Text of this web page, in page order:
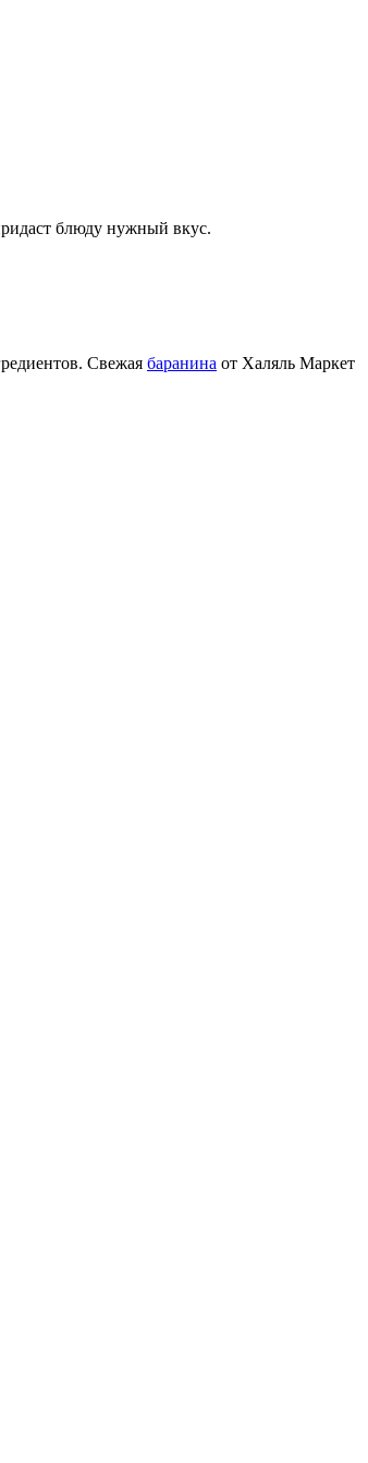
блюду нужный вкус.
Свежая баранина от Халяль Маркет